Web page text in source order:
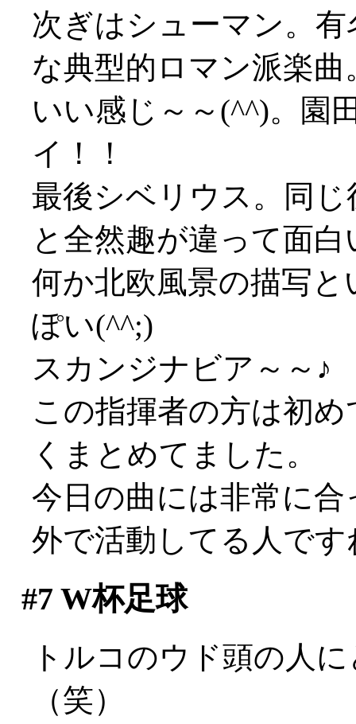
次ぎはシューマン。
な典型的ロマン派楽曲
いい感じ～～(^^)。園
イ！！
最後シベリウス。同
と全然趣が違って面
何か北欧風景の描写
ぽい(^^;)
スカンジナビア～～♪
この指揮者の方は初
くまとめてました。
今日の曲には非常に
外で活動してる人です
#7 W杯足球
トルコのウド頭の人
（笑）